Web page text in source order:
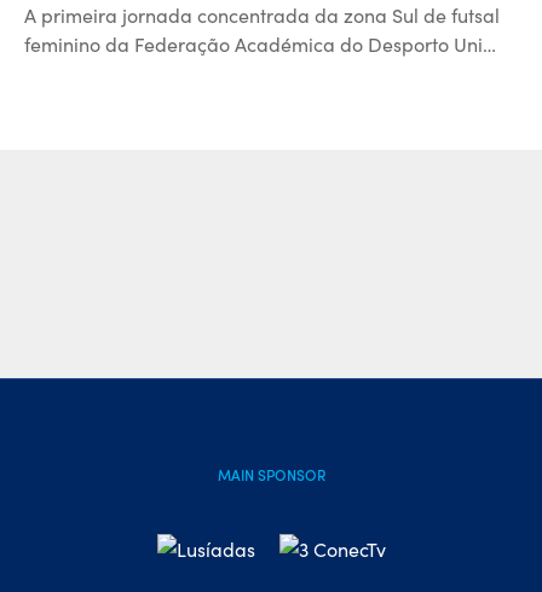
A primeira jornada concentrada da zona Sul de futsal
feminino da Federação Académica do Desporto Uni…
MAIN SPONSOR